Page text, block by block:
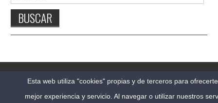
© 2026 CARLESO.COM. TODOS LOS DERECHOS
RESERVADOS.
Esta web utiliza "cookies" propias y de terceros para
mejor experiencia y servicio. Al navegar o utilizar nuestros